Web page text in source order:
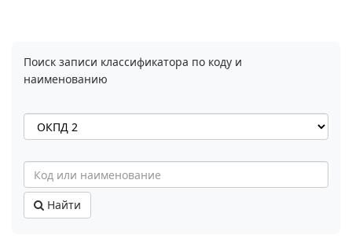
Поиск записи классификатора по коду и
наименованию
Найти